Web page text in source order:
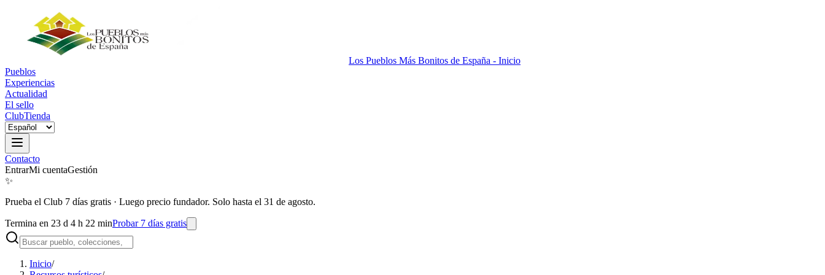
Los Pueblos Más Bonitos de España - Inicio
Pueblos
Experiencias
Actualidad
El sello
ClubTienda
Contacto
EntrarMi cuentaGestión
✨
Prueba el Club 7 días gratis · Luego precio fundador. Solo hasta el 31 de agosto.
Termina en 23 d 4 h 22 minProbar 7 días gratis
Inicio/